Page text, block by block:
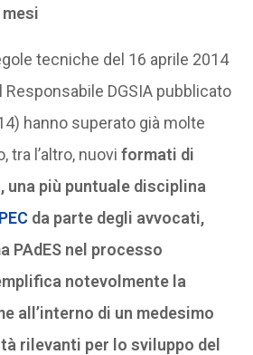
tecniche del 16 aprile 2014
DGSIA pubblicato
hanno superato già molte
tra l’altro, nuovi formati di
una più puntuale disciplina
PEC da parte degli avvocati,
PAdES nel processo
notevolmente la
all’interno di un medesimo
rilevanti per lo sviluppo del